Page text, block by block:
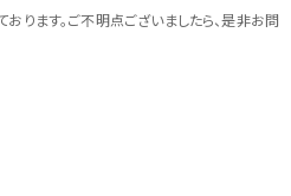
ります。ご不明点ございましたら、是非お問
季休暇、年末年始等を除く）